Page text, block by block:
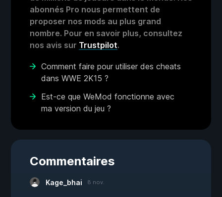
abonnés Pro nous permettent de
proposer nos mods au plus grand
nombre. Pour en savoir plus, consultez
nos avis sur Trustpilot.
Comment faire pour utiliser des cheats
dans WWE 2K15 ?
Est-ce que WeMod fonctionne avec
ma version du jeu ?
Commentaires
Kage_bhai 8 nov.